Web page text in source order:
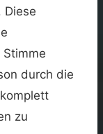
Diese
durch die
zu